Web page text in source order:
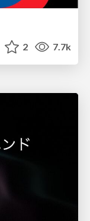
2 7.7k